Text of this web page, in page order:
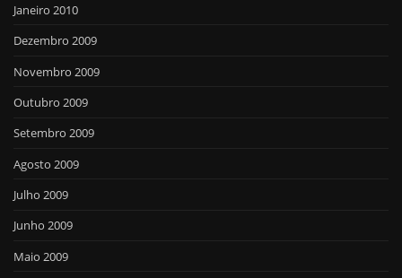
Janeiro 2010
Dezembro 2009
Novembro 2009
Outubro 2009
Setembro 2009
Agosto 2009
Julho 2009
Junho 2009
Maio 2009